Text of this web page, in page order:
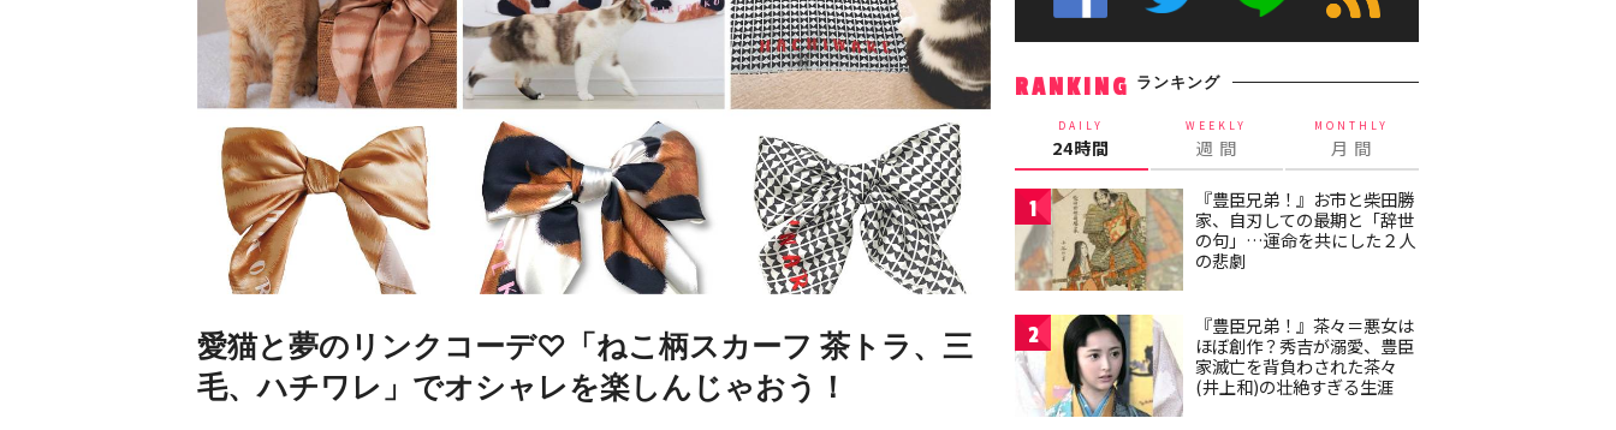
愛猫と夢のリンクコーデ♡「ねこ柄スカーフ 茶トラ、三
毛、ハチワレ」でオシャレを楽しんじゃおう！
RANKING ランキング
DAILY
24時間
WEEKLY
週 間
MONTHLY
月 間
1
『豊臣兄弟！』お市と柴田勝
家、自刃しての最期と「辞世
の句」…運命を共にした２人
の悲劇
2
『豊臣兄弟！』茶々＝悪女は
ほぼ創作？秀吉が溺愛、豊臣
家滅亡を背負わされた茶々
(井上和)の壮絶すぎる生涯